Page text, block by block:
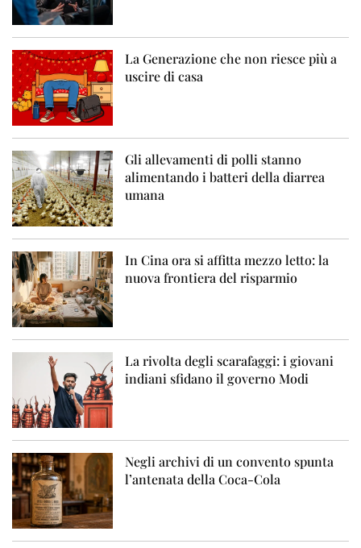
La Generazione che non riesce più a
uscire di casa
Gli allevamenti di polli stanno
alimentando i batteri della diarrea
umana
In Cina ora si affitta mezzo letto: la
nuova frontiera del risparmio
La rivolta degli scarafaggi: i giovani
indiani sfidano il governo Modi
Negli archivi di un convento spunta
l’antenata della Coca-Cola